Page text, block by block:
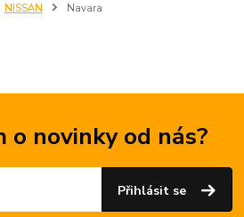
NISSAN Navara
o novinky od nás?
Přihlásit se